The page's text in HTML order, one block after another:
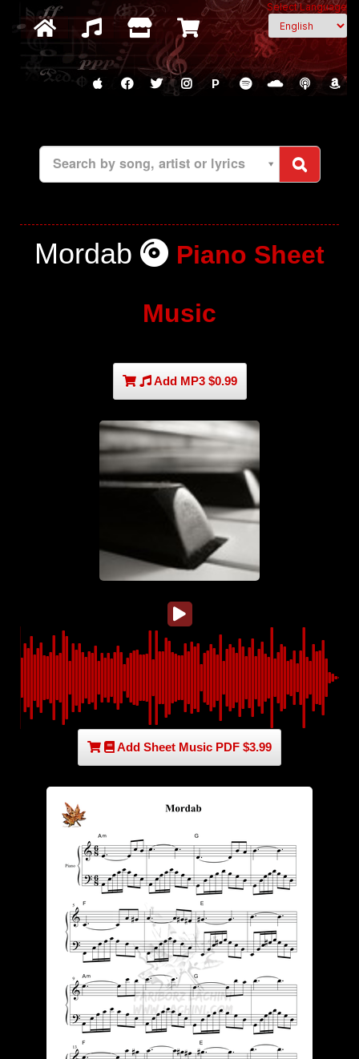
Select Language
P
Search by song, artist or lyrics
Mordab Piano Sheet
Music
Add MP3 $0.99
Add Sheet Music PDF $3.99